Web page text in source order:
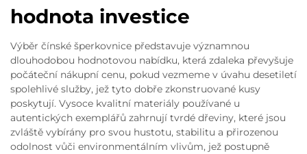
hodnota investice
Výběr čínské šperkovnice představuje významnou
dlouhodobou hodnotovou nabídku, která zdaleka převyšuje
počáteční nákupní cenu, pokud vezmeme v úvahu desetiletí
spolehlivé služby, jež tyto dobře zkonstruované kusy
poskytují. Vysoce kvalitní materiály používané u
autentických exemplářů zahrnují tvrdé dřeviny, které jsou
zvláště vybírány pro svou hustotu, stabilitu a přirozenou
odolnost vůči environmentálním vlivům, jež postupně